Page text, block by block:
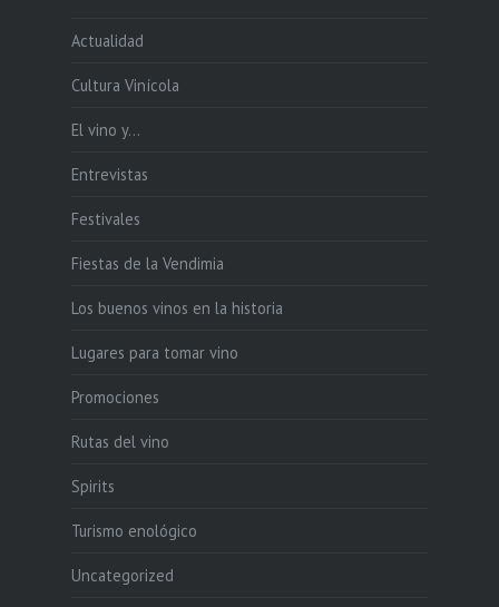
Actualidad
Cultura Vinícola
El vino y…
Entrevistas
Festivales
Fiestas de la Vendimia
Los buenos vinos en la historia
Lugares para tomar vino
Promociones
Rutas del vino
Spirits
Turismo enológico
Uncategorized